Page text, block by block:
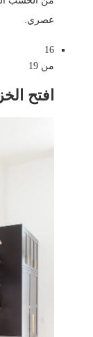
عصري.
16
من 19
افتح